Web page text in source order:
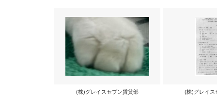
(株)グレイスセブン賃貸部 (株)グレイス